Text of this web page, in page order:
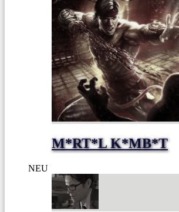
M*RT*L K*MB*T
NEU